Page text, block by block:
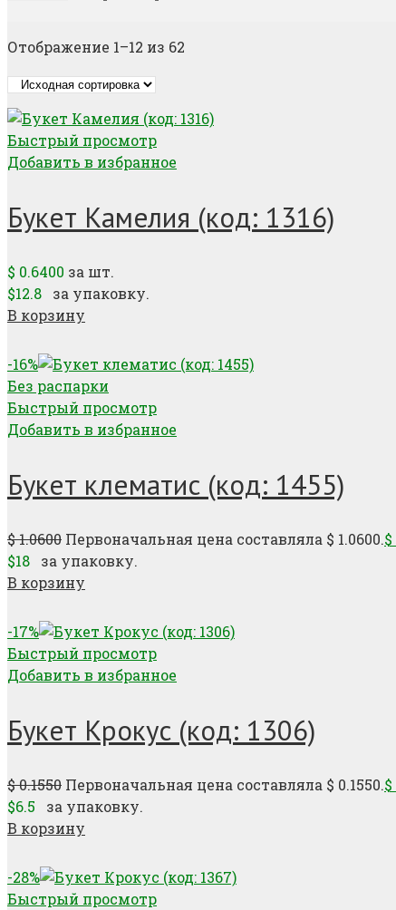
Отображение 1–12 из 62
Быстрый просмотр
Добавить в избранное
Букет Камелия (код: 1316)
$ 0.6400 за шт.
$12.8
за упаковку.
В корзину
-16%
Без распарки
Быстрый просмотр
Добавить в избранное
Букет клематис (код: 1455)
$1.0600 Первоначальная цена составляла $ 1.0600.$
$18
за упаковку.
В корзину
-17%
Быстрый просмотр
Добавить в избранное
Букет Крокус (код: 1306)
$0.1550 Первоначальная цена составляла $ 0.1550.$
$6.5
за упаковку.
В корзину
-28%
Быстрый просмотр